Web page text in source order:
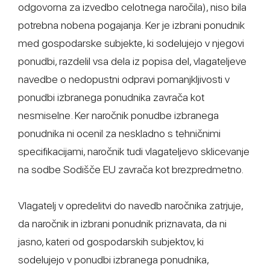
odgovorna za izvedbo celotnega naročila), niso bila
potrebna nobena pogajanja. Ker je izbrani ponudnik
med gospodarske subjekte, ki sodelujejo v njegovi
ponudbi, razdelil vsa dela iz popisa del, vlagateljeve
navedbe o nedopustni odpravi pomanjkljivosti v
ponudbi izbranega ponudnika zavrača kot
nesmiselne. Ker naročnik ponudbe izbranega
ponudnika ni ocenil za neskladno s tehničnimi
specifikacijami, naročnik tudi vlagateljevo sklicevanje
na sodbe Sodišče EU zavrača kot brezpredmetno.
Vlagatelj v opredelitvi do navedb naročnika zatrjuje,
da naročnik in izbrani ponudnik priznavata, da ni
jasno, kateri od gospodarskih subjektov, ki
sodelujejo v ponudbi izbranega ponudnika,